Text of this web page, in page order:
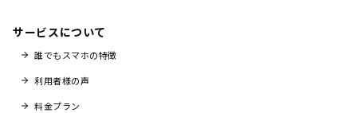
サービスについて
誰でもスマホの特徴
利用者様の声
料金プラン